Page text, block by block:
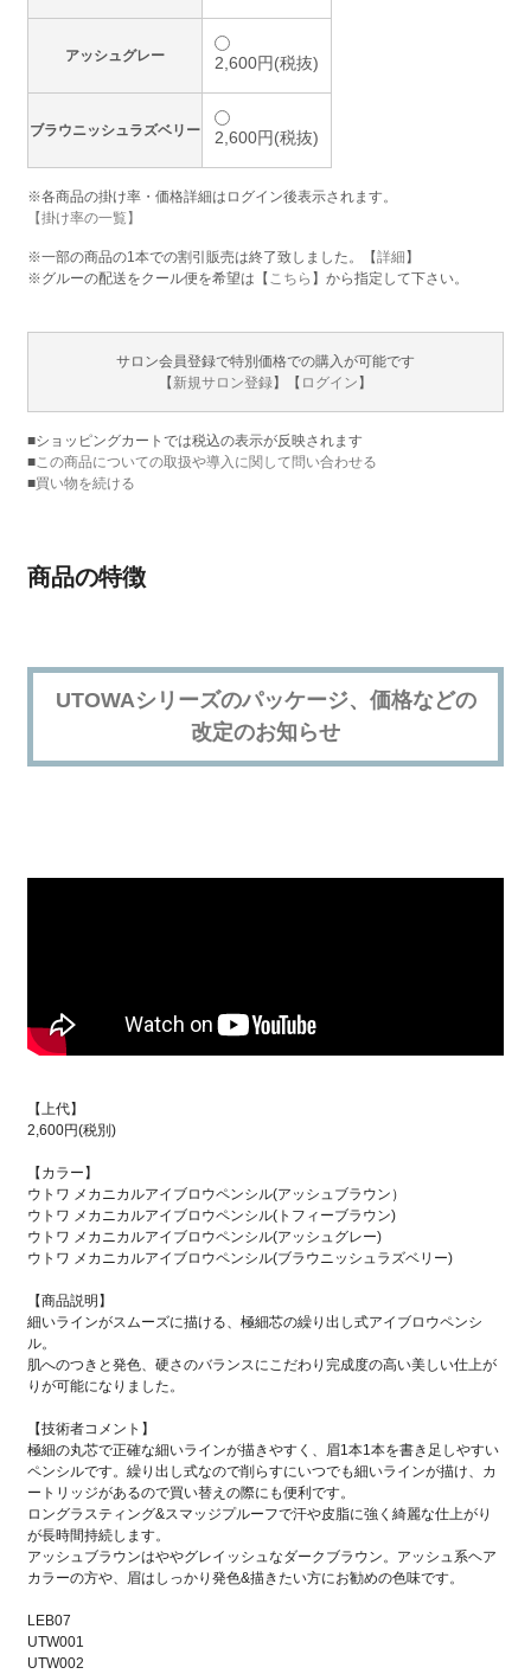
アッシュグレー 2,600円(税抜)
ブラウニッシュラズベリー 2,600円(税抜)
※各商品の掛け率・価格詳細はログイン後表示されます。
【掛け率の一覧】
※一部の商品の1本での割引販売は終了致しました。【詳細 】
※グルーの配送をクール便を希望は【 こちら 】から指定して下さい。
サロン会員登録で特別価格での購入が可能です
【 新規サロン登録】【 ログイン 】
■ショッピングカートでは税込の表示が反映されます
■この商品についての取扱や導入に関して問い合わせる
■買い物を続ける
商品の特徴
UTOWAシリーズのパッケージ、価格などの
改定のお知らせ
【上代】
2,600円(税別)
【カラー】
ウトワ メカニカルアイブロウペンシル(アッシュブラウン）
ウトワ メカニカルアイブロウペンシル(トフィーブラウン)
ウトワ メカニカルアイブロウペンシル(アッシュグレー)
ウトワ メカニカルアイブロウペンシル(ブラウニッシュラズベリー)
【商品説明】
細いラインがスムーズに描ける、極細芯の繰り出し式アイブロウペンシ
ル。
肌へのつきと発色、硬さのバランスにこだわり完成度の高い美しい仕上が
りが可能になりました。
【技術者コメント】
極細の丸芯で正確な細いラインが描きやすく、眉1本1本を書き足しやすい
ペンシルです。繰り出し式なので削らすにいつでも細いラインが描け、カ
ートリッジがあるので買い替えの際にも便利です。
ロングラスティング&スマッジプルーフで汗や皮脂に強く綺麗な仕上がり
が長時間持続します。
アッシュブラウンはややグレイッシュなダークブラウン。アッシュ系ヘア
カラーの方や、眉はしっかり発色&描きたい方にお勧めの色味です。
LEB07
UTW001
UTW002